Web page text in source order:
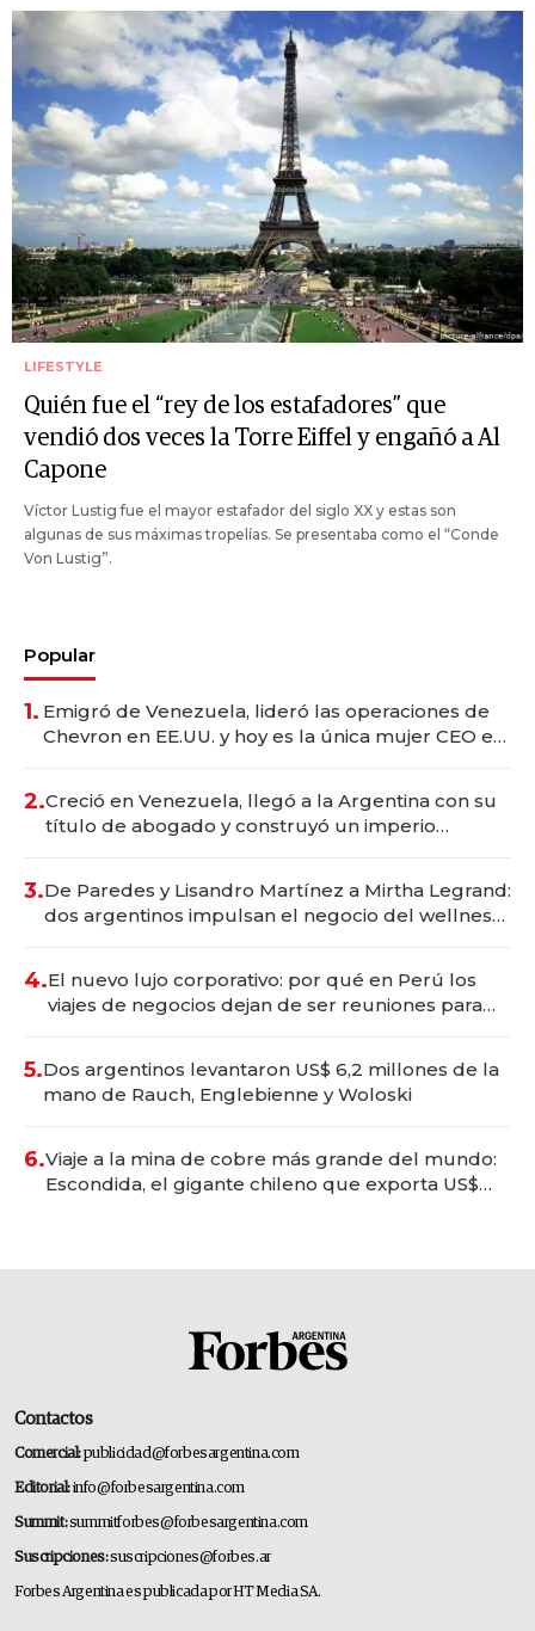
LIFESTYLE
Quién fue el “rey de los estafadores” que
vendió dos veces la Torre Eiffel y engañó a Al
Capone
Víctor Lustig fue el mayor estafador del siglo XX y estas son
algunas de sus máximas tropelías. Se presentaba como el “Conde
Von Lustig”.
Popular
1. Emigró de Venezuela, lideró las operaciones de
Chevron en EE.UU. y hoy es la única mujer CEO en
2.Creció en Venezuela, llegó a la Argentina con su
título de abogado y construyó un imperio
3.De Paredes y Lisandro Martínez a Mirtha Legrand:
dos argentinos impulsan el negocio del wellness
4.El nuevo lujo corporativo: por qué en Perú los
viajes de negocios dejan de ser reuniones para
5.Dos argentinos levantaron US$ 6,2 millones de la
mano de Rauch, Englebienne y Woloski
6.Viaje a la mina de cobre más grande del mundo:
Escondida, el gigante chileno que exporta US$
Contactos
Comercial:publicidad@forbesargentina.com
Editorial:info@forbesargentina.com
Summit:summitforbes@forbesargentina.com
Suscripciones:suscripciones@forbes.ar
Forbes Argentina es publicada por HT Media SA.